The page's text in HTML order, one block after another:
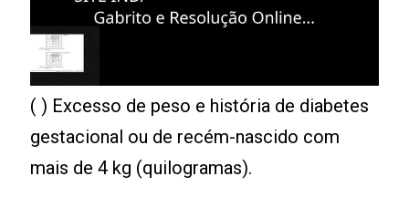
( ) Excesso de peso e história de diabetes
gestacional ou de recém-nascido com
mais de 4 kg (quilogramas).